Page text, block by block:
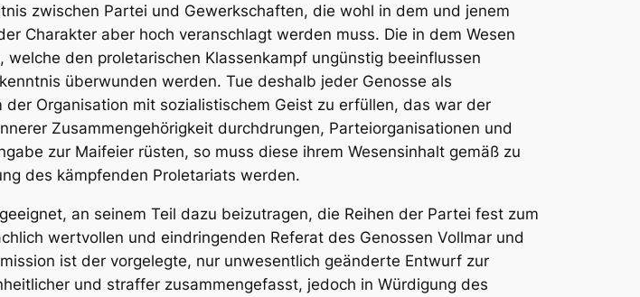
zwischen Partei und Gewerkschaften, die wohl in dem und jenem
Charakter aber hoch veranschlagt werden muss. Die in dem Wesen
den proletarischen Klassenkampf ungünstig beeinflussen
überwunden werden. Tue deshalb jeder Genosse als
Organisation mit sozialistischem Geist zu erfüllen, das war der
Zusammengehörigkeit durchdrungen, Parteiorganisationen und
zur Maifeier rüsten, so muss diese ihrem Wesensinhalt gemäß zu
des kämpfenden Proletariats werden.
an seinem Teil dazu beizutragen, die Reihen der Partei fest zum
wertvollen und eindringenden Referat des Genossen Vollmar und
ist der vorgelegte, nur unwesentlich geänderte Entwurf zur
und straffer zusammengefasst, jedoch in Würdigung des